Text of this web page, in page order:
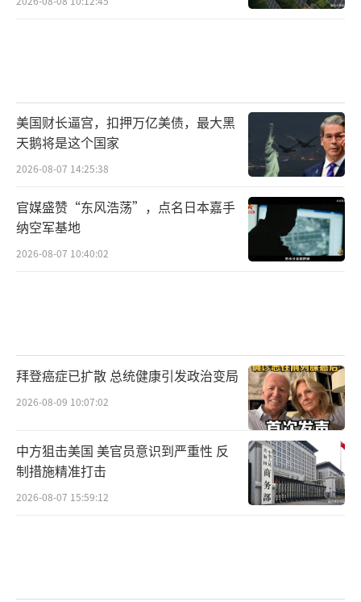
美国财长逼宫，扣押万亿美债，最大黑
天鹅将是这个国家
2026-08-07 14:25:38
官媒盛赞“东风浩荡”，点名日本嘉手
纳空军基地
2026-08-07 10:40:02
拜登癌症已扩散 总统健康引发政治变局
2026-08-09 10:07:02
中方狙击美国 美官员意识到严重性 反
制措施精准打击
2026-08-07 15:59:12